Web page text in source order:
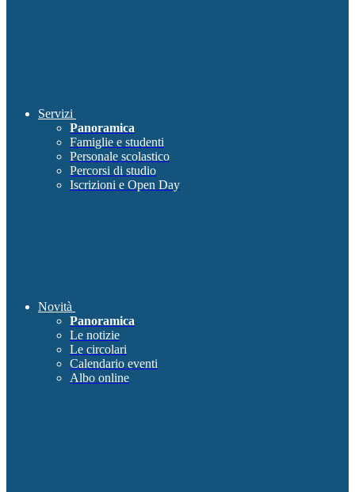
Servizi
Panoramica
Famiglie e studenti
Personale scolastico
Percorsi di studio
Iscrizioni e Open Day
Novità
Panoramica
Le notizie
Le circolari
Calendario eventi
Albo online